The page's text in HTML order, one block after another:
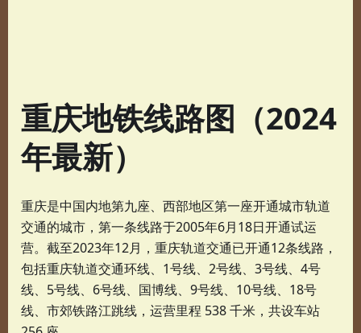
重庆地铁线路图（2024
年最新）
重庆是中国内地第九座、西部地区第一座开通城市轨道
交通的城市，第一条线路于2005年6月18日开通试运
营。截至2023年12月，重庆轨道交通已开通12条线路，
包括重庆轨道交通环线、1号线、2号线、3号线、4号
线、5号线、6号线、国博线、9号线、10号线、18号
线、市郊铁路江跳线，运营里程 538 千米，共设车站